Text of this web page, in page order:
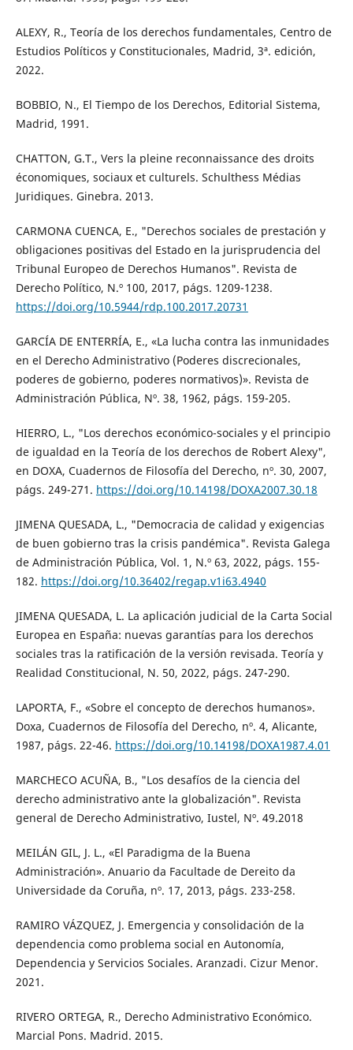
ALEXY, R., Teoría de los derechos fundamentales, Centro de
Estudios Políticos y Constitucionales, Madrid, 3ª. edición,
2022.
BOBBIO, N., El Tiempo de los Derechos, Editorial Sistema,
Madrid, 1991.
CHATTON, G.T., Vers la pleine reconnaissance des droits
économiques, sociaux et culturels. Schulthess Médias
Juridiques. Ginebra. 2013.
CARMONA CUENCA, E., "Derechos sociales de prestación y
obligaciones positivas del Estado en la jurisprudencia del
Tribunal Europeo de Derechos Humanos". Revista de
Derecho Político, N.º 100, 2017, págs. 1209-1238.
https://doi.org/10.5944/rdp.100.2017.20731
GARCÍA DE ENTERRÍA, E., «La lucha contra las inmunidades
en el Derecho Administrativo (Poderes discrecionales,
poderes de gobierno, poderes normativos)». Revista de
Administración Pública, Nº. 38, 1962, págs. 159-205.
HIERRO, L., "Los derechos económico-sociales y el principio
de igualdad en la Teoría de los derechos de Robert Alexy",
en DOXA, Cuadernos de Filosofía del Derecho, nº. 30, 2007,
págs. 249-271. https://doi.org/10.14198/DOXA2007.30.18
JIMENA QUESADA, L., "Democracia de calidad y exigencias
de buen gobierno tras la crisis pandémica". Revista Galega
de Administración Pública, Vol. 1, N.º 63, 2022, págs. 155-
182. https://doi.org/10.36402/regap.v1i63.4940
JIMENA QUESADA, L. La aplicación judicial de la Carta Social
Europea en España: nuevas garantías para los derechos
sociales tras la ratificación de la versión revisada. Teoría y
Realidad Constitucional, N. 50, 2022, págs. 247-290.
LAPORTA, F., «Sobre el concepto de derechos humanos».
Doxa, Cuadernos de Filosofía del Derecho, nº. 4, Alicante,
1987, págs. 22-46. https://doi.org/10.14198/DOXA1987.4.01
MARCHECO ACUÑA, B., "Los desafíos de la ciencia del
derecho administrativo ante la globalización". Revista
general de Derecho Administrativo, Iustel, Nº. 49.2018
MEILÁN GIL, J. L., «El Paradigma de la Buena
Administración». Anuario da Facultade de Dereito da
Universidade da Coruña, nº. 17, 2013, págs. 233-258.
RAMIRO VÁZQUEZ, J. Emergencia y consolidación de la
dependencia como problema social en Autonomía,
Dependencia y Servicios Sociales. Aranzadi. Cizur Menor.
2021.
RIVERO ORTEGA, R., Derecho Administrativo Económico.
Marcial Pons. Madrid. 2015.